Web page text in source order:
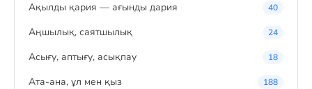
Ақылды қария — ағынды дария 40
Аңшылық, саятшылық 24
Асығу, аптығу, асықпау 18
Ата-ана, ұл мен қыз 188